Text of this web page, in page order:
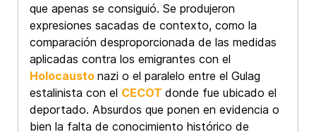
que apenas se consiguió. Se produjeron
expresiones sacadas de contexto, como la
comparación desproporcionada de las medidas
aplicadas contra los emigrantes con el
Holocausto nazi o el paralelo entre el Gulag
estalinista con el CECOT donde fue ubicado el
deportado. Absurdos que ponen en evidencia o
bien la falta de conocimiento histórico de